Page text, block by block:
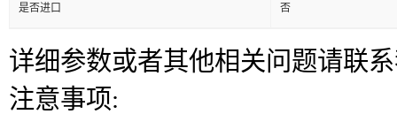
是否进口 否
详细参数或者其他相关问题请联
注意事项: